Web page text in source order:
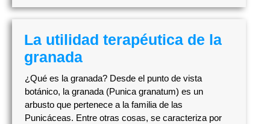
La utilidad terapéutica de la
granada
¿Qué es la granada? Desde el punto de vista
botánico, la granada (Punica granatum) es un
arbusto que pertenece a la familia de las
Punicáceas. Entre otras cosas, se caracteriza por